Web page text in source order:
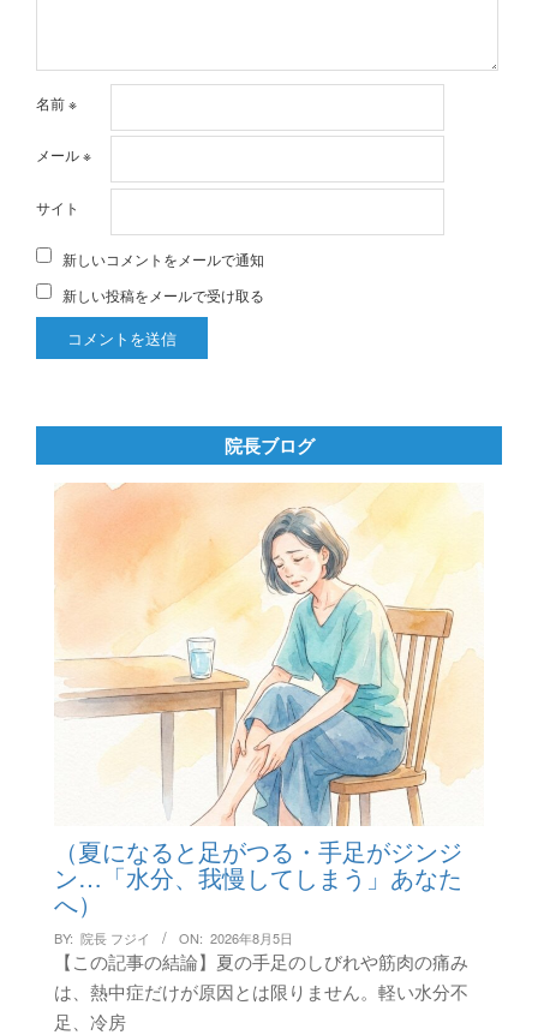
名前※
メール※
サイト
新しいコメントをメールで通知
新しい投稿をメールで受け取る
院長ブログ
（夏になると足がつる・手足がジンジ
ン…「水分、我慢してしまう」あなた
へ）
BY: 院長 フジイ ON: 2026年8月5日
【この記事の結論】夏の手足のしびれや筋肉の痛み
は、熱中症だけが原因とは限りません。軽い水分不
足、冷房